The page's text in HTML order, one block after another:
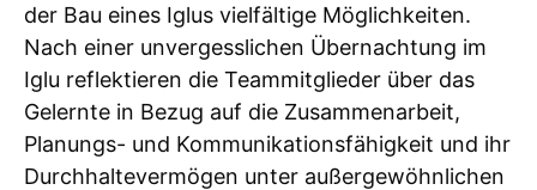
der Bau eines Iglus vielfältige Möglichkeiten.
Nach einer unvergesslichen Übernachtung im
Iglu reflektieren die Teammitglieder über das
Gelernte in Bezug auf die Zusammenarbeit,
Planungs- und Kommunikationsfähigkeit und ihr
Durchhaltevermögen unter außergewöhnlichen